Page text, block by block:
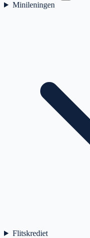
Minileningen
Flitskrediet